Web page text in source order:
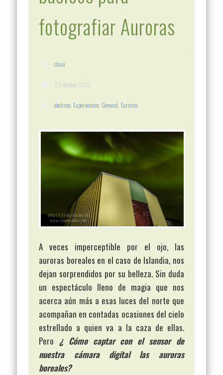
fotografiar Auroras
chavi
22 octubre 2012
destinos Experiencias General ,Turismo
A veces imperceptible por el ojo, las
auroras boreales en el caso de Islandia, nos
dejan sorprendidos por su belleza. Sin duda
un espectáculo lleno de magia que nos
acerca aún más a esas luces del norte que
acompañan en contadas ocasiones del cielo
estrellado a quien va a la caza de ellas.
Pero¿ Cómo captar con el sensor de
nuestra cámara digital las auroras
boreales?